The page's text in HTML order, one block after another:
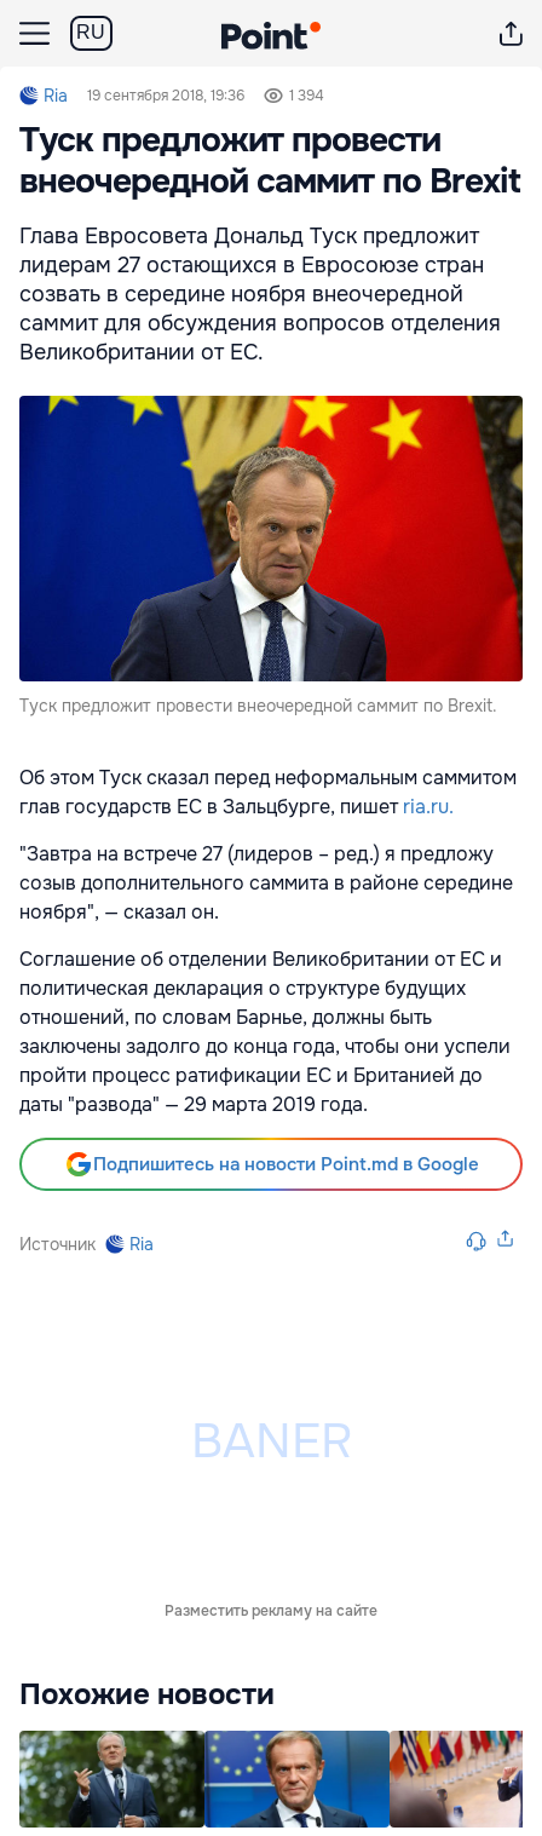
RU
Ria 19 сентября 2018, 19:36 1 394
Туск предложит провести
внеочередной саммит по Brexit
Глава Евросовета Дональд Туск предложит
лидерам 27 остающихся в Евросоюзе стран
созвать в середине ноября внеочередной
саммит для обсуждения вопросов отделения
Великобритании от ЕС.
Туск предложит провести внеочередной саммит по Brexit.
Об этом Туск сказал перед неформальным саммитом
глав государств ЕС в Зальцбурге, пишетria.ru.
"Завтра на встрече 27 (лидеров – ред.) я предложу
созыв дополнительного саммита в районе середине
ноября", — сказал он.
Соглашение об отделении Великобритании от ЕС и
политическая декларация о структуре будущих
отношений, по словам Барнье, должны быть
заключены задолго до конца года, чтобы они успели
пройти процесс ратификации ЕС и Британией до
даты "развода" — 29 марта 2019 года.
Подпишитесь на новости Point.md в Google
Источник Ria
Разместить рекламу на сайте
Похожие новости